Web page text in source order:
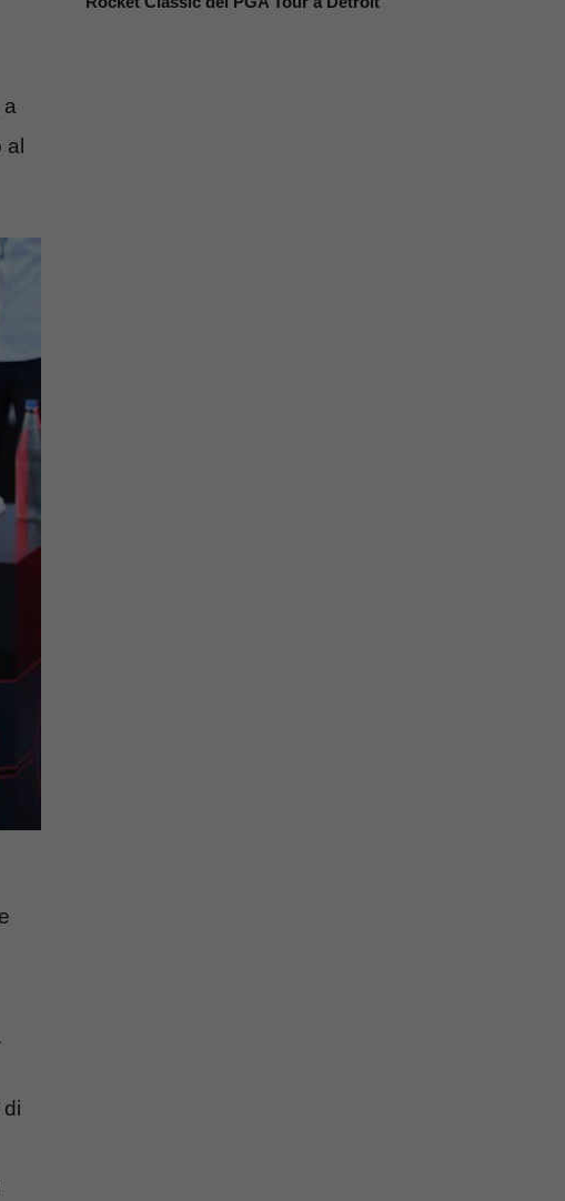
al